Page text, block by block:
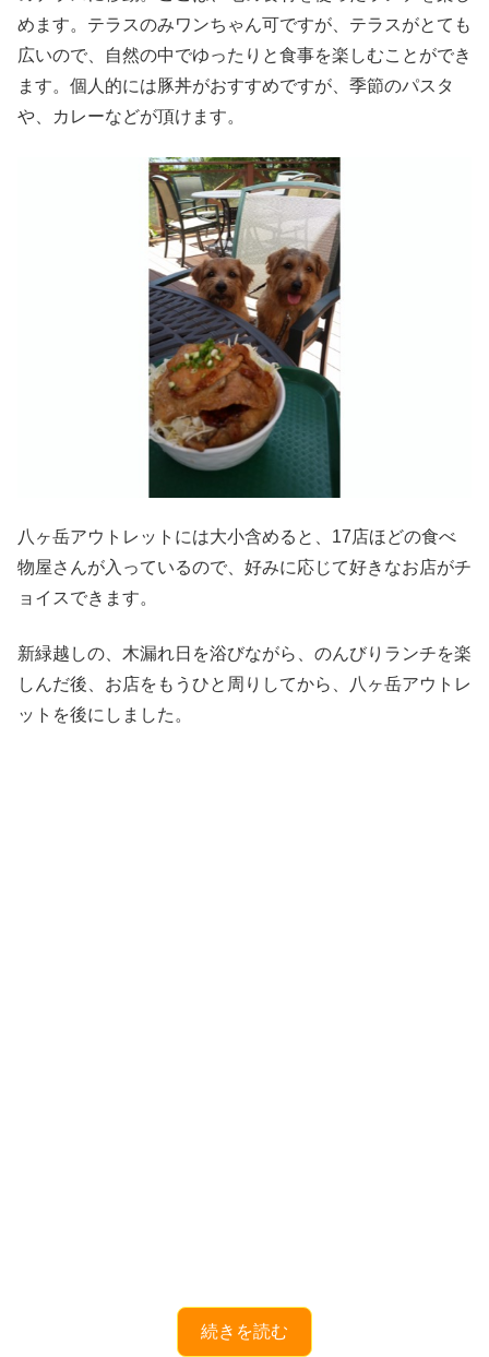
めます。テラスのみワンちゃん可ですが、テラスがとても
広いので、自然の中でゆったりと食事を楽しむことができ
ます。個人的には豚丼がおすすめですが、季節のパスタ
や、カレーなどが頂けます。
八ヶ岳アウトレットには大小含めると、17店ほどの食べ
物屋さんが入っているので、好みに応じて好きなお店がチ
ョイスできます。
新緑越しの、木漏れ日を浴びながら、のんびりランチを楽
しんだ後、お店をもうひと周りしてから、八ヶ岳アウトレ
ットを後にしました。
続きを読む